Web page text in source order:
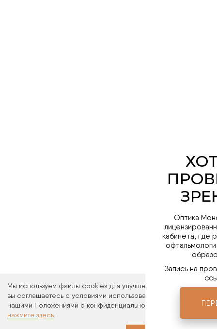
Мы используем файлы cookies для улучшения работы сайта.
вы соглашаетесь с условиями использования файлов cookies.
нашими Положениями о конфиденциальности и об
нажмите здесь
Оптика
кабинета, где
Запись на
Мы в